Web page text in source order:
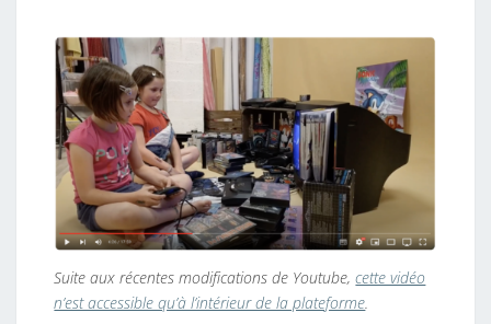
O
N
P
L
U
S
»
Suite aux récentes modifications de Youtube,cette vidéo
n’est accessible qu’à l’intérieur de la plateforme.